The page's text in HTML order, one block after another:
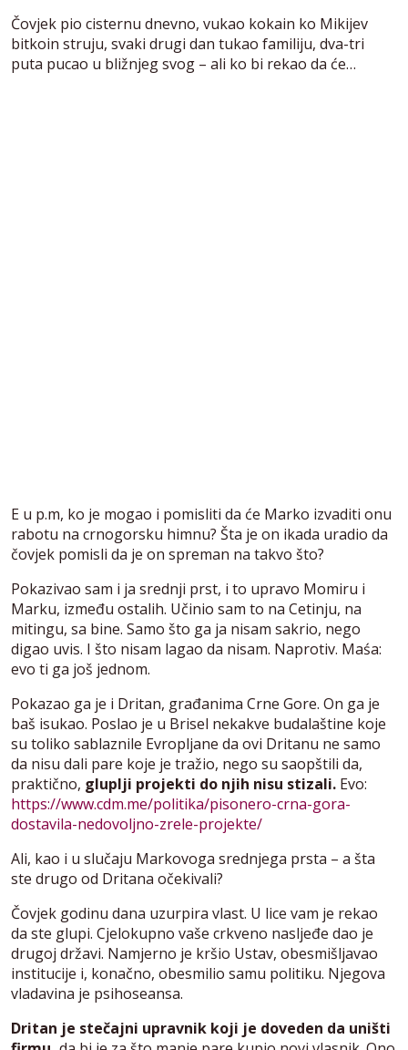
Čovjek pio cisternu dnevno, vukao kokain ko Mikijev
bitkoin struju, svaki drugi dan tukao familiju, dva-tri
puta pucao u bližnjeg svog – ali ko bi rekao da će…
E u p.m, ko je mogao i pomisliti da će Marko izvaditi onu
rabotu na crnogorsku himnu? Šta je on ikada uradio da
čovjek pomisli da je on spreman na takvo što?
Pokazivao sam i ja srednji prst, i to upravo Momiru i
Marku, između ostalih. Učinio sam to na Cetinju, na
mitingu, sa bine. Samo što ga ja nisam sakrio, nego
digao uvis. I što nisam lagao da nisam. Naprotiv. Maśa:
evo ti ga još jednom.
Pokazao ga je i Dritan, građanima Crne Gore. On ga je
baš isukao. Poslao je u Brisel nekakve budalaštine koje
su toliko sablaznile Evropljane da ovi Dritanu ne samo
da nisu dali pare koje je tražio, nego su saopštili da,
praktično, gluplji projekti do njih nisu stizali. Evo:
https://www.cdm.me/politika/pisonero-crna-gora-
dostavila-nedovoljno-zrele-projekte/
Ali, kao i u slučaju Markovoga srednjega prsta – a šta
ste drugo od Dritana očekivali?
Čovjek godinu dana uzurpira vlast. U lice vam je rekao
da ste glupi. Cjelokupno vaše crkveno nasljeđe dao je
drugoj državi. Namjerno je kršio Ustav, obesmišljavao
institucije i, konačno, obesmilio samu politiku. Njegova
vladavina je psihoseansa.
Dritan je stečajni upravnik koji je doveden da uništi